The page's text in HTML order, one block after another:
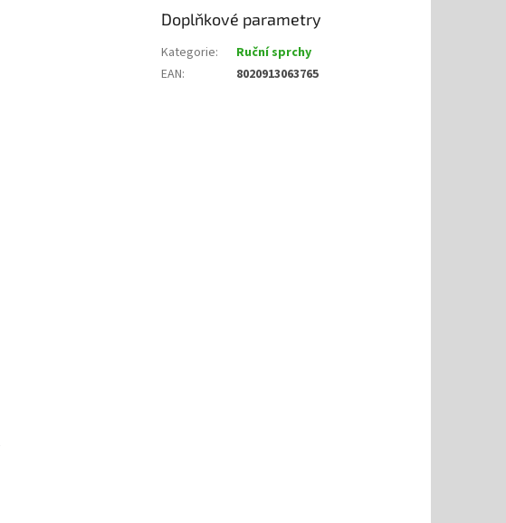
Doplňkové parametry
Kategorie:
Ruční sprchy
EAN: 8020913063765